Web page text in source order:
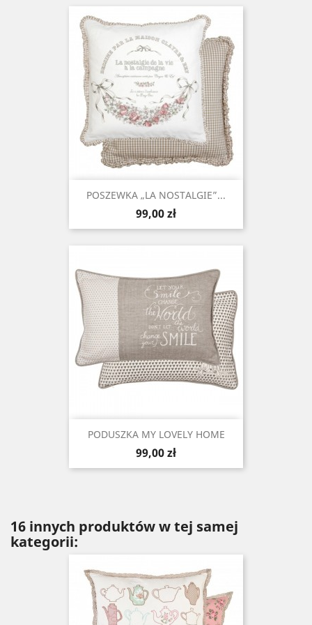
POSZEWKA „LA NOSTALGIE”...
Cena
99,00 zł
PODUSZKA MY LOVELY HOME
Cena
99,00 zł
16 innych produktów w tej samej
kategorii: